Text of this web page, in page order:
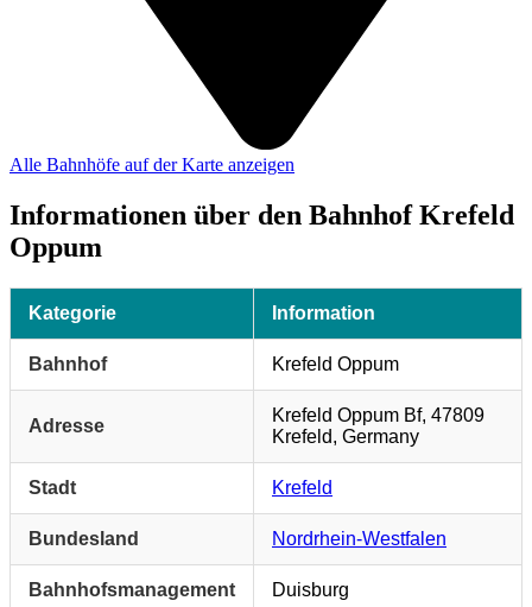
Alle Bahnhöfe auf der Karte anzeigen
Informationen über den Bahnhof Krefeld
Oppum
Kategorie Information
Bahnhof Krefeld Oppum
Adresse
Krefeld Oppum Bf, 47809
Krefeld, Germany
Stadt Krefeld
Bundesland Nordrhein-Westfalen
Bahnhofsmanagement Duisburg